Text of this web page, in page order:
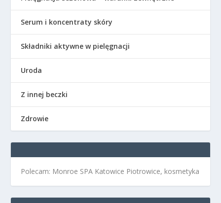
Serum i koncentraty skóry
Składniki aktywne w pielęgnacji
Uroda
Z innej beczki
Zdrowie
Polecam: Monroe SPA Katowice Piotrowice, kosmetyka